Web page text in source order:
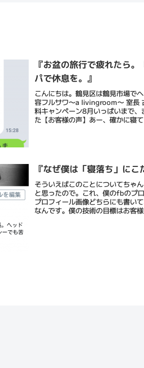
『お盆の旅行で疲れたら
パで休息を。』
こんにちは。鶴見区は鶴見市場で
容フルサワ〜a livingroom〜 室長
料キャンペーン8月いっぱいまで
た【お客様の声】あー、確かに寝
『なぜ僕は「寝落ち」にこ
そういえばこのことについてちゃ
と思ったので。これ、僕のfbのプ
プロフィール画像どちらにも書い
なんです。僕の技術の目標はお客